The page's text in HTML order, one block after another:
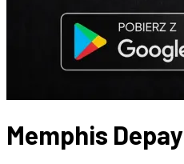
Memphis Depay